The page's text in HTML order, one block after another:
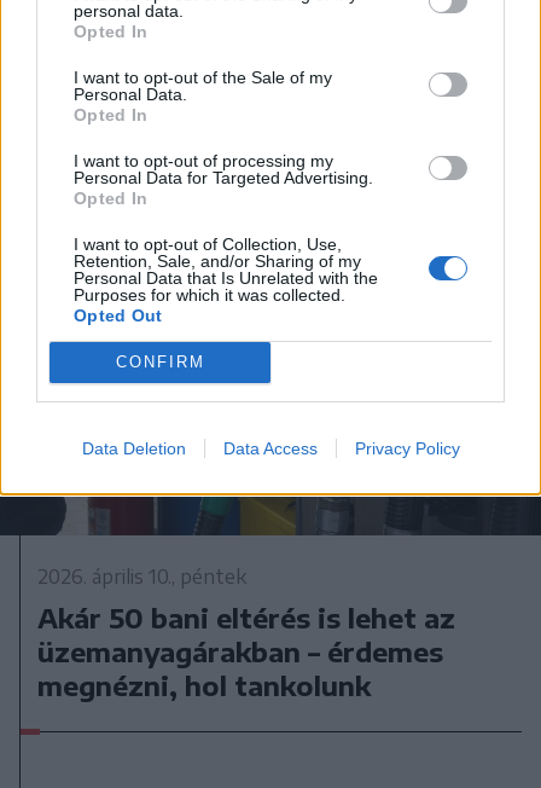
personal data.
Opted In
I want to opt-out of the Sale of my
Personal Data.
Opted In
I want to opt-out of processing my
Personal Data for Targeted Advertising.
Opted In
I want to opt-out of Collection, Use,
Retention, Sale, and/or Sharing of my
Personal Data that Is Unrelated with the
Purposes for which it was collected.
Opted Out
CONFIRM
Data Deletion Data Access Privacy Policy
2026. április 11., szombat
aprópénzre váltani
2026. április 10., péntek
Akár 50 bani eltérés is lehet az
üzemanyagárakban – érdemes
megnézni, hol tankolunk